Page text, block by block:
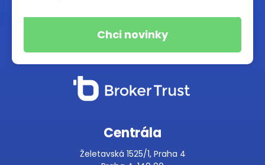
Centrála
Želetavská 1525/1, Praha 4